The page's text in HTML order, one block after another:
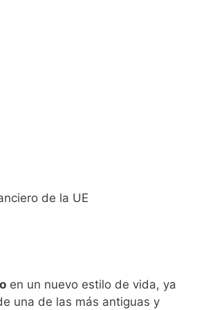
en un nuevo estilo de vida, ya
una de las más antiguas y